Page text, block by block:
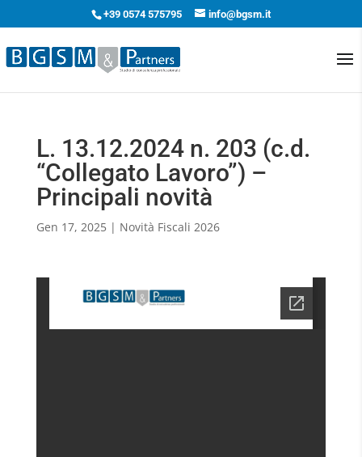
+39 0574 575795 info@bgsm.it
L. 13.12.2024 n. 203 (c.d.
“Collegato Lavoro”) –
Principali novità
Gen 17, 2025| Novità Fiscali 2026